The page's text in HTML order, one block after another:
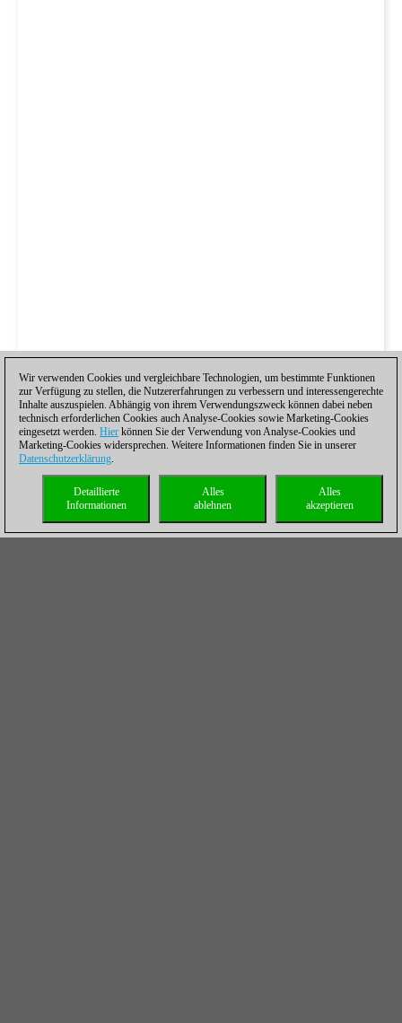
Wir verwenden Cookies und vergleichbare Technologien, um bestimmte Funktionen
zur Verfügung zu stellen, die Nutzererfahrungen zu verbessern und interessengerechte
Inhalte auszuspielen. Abhängig von ihrem Verwendungszweck können dabei neben
technisch erforderlichen Cookies auch Analyse-Cookies sowie Marketing-Cookies
eingesetzt werden. Hier können Sie der Verwendung von Analyse-Cookies und
Marketing-Cookies widersprechen. Weitere Informationen finden Sie in unserer
Datenschutzerklärung.
Alles
akzeptieren
Alles
ablehnen
Detaillierte
Informationen